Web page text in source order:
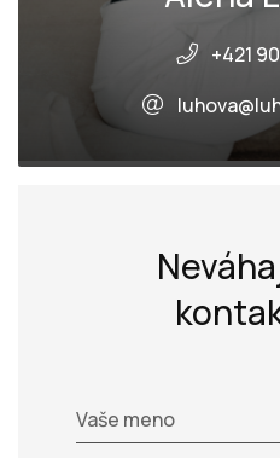
+421
Vaše meno